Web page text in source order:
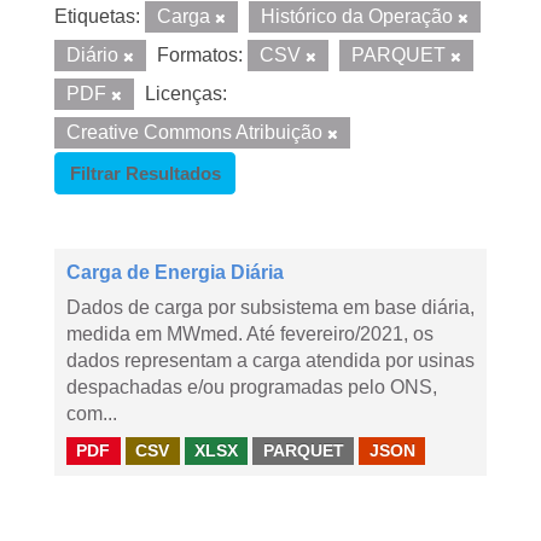
Etiquetas: Carga
Histórico da Operação
Diário
Formatos: CSV
PARQUET
PDF
Licenças:
Creative Commons Atribuição
Filtrar Resultados
Carga de Energia Diária
Dados de carga por subsistema em base diária,
medida em MWmed. Até fevereiro/2021, os
dados representam a carga atendida por usinas
despachadas e/ou programadas pelo ONS,
com...
PDF CSV XLSX PARQUET JSON